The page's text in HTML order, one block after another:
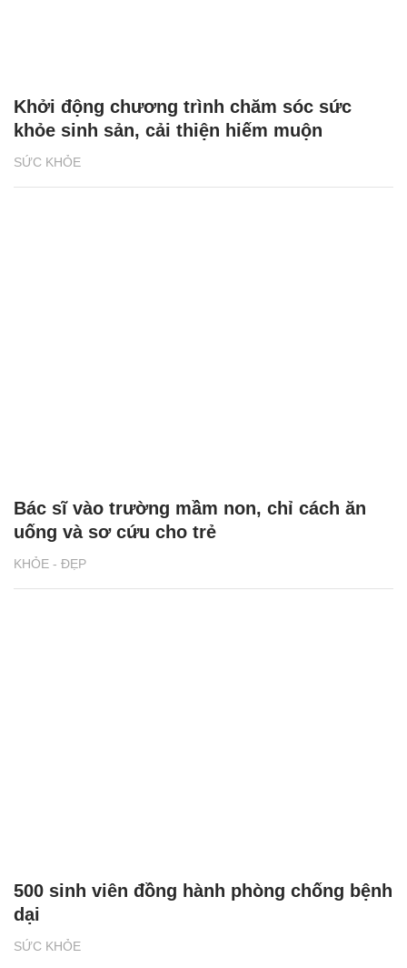
SỨC KHỎE
Khởi động chương trình chăm sóc sức
khỏe sinh sản, cải thiện hiếm muộn
KHỎE - ĐẸP
Bác sĩ vào trường mầm non, chỉ cách ăn
uống và sơ cứu cho trẻ
SỨC KHỎE
500 sinh viên đồng hành phòng chống bệnh
dại